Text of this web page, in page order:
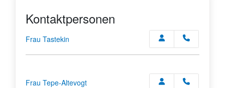
Kontaktpersonen
Frau Tastekin
Frau Tepe-Altevogt